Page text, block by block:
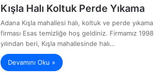
Kışla Halı Koltuk Perde Yıkama
Adana Kışla mahallesi halı, koltuk ve perde yıkama
firması Esas temizliğe hoş geldiniz. Firmamız 1998
yılından beri, Kışla mahallesinde halı…
Devamını Oku »